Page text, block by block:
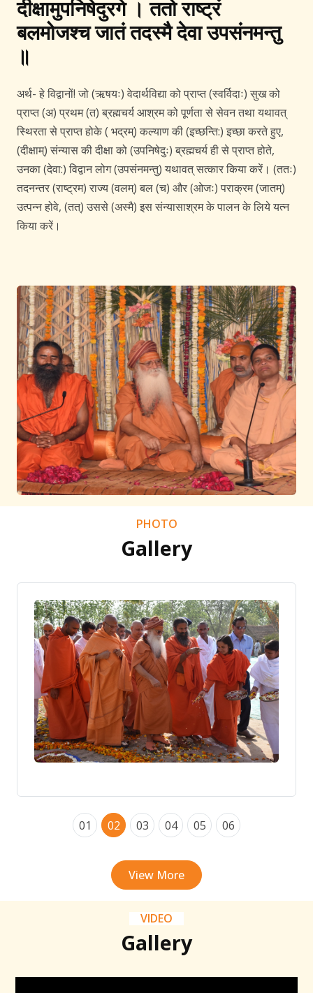
दीक्षामुपनिषेदुरगे । ततो राष्ट्रं
बलमोजश्च जातं तदस्मै देवा उपसंनमन्तु
॥
अर्थ- हे विद्वानों! जो (ऋषयः) वेदार्थविद्या को प्राप्त (स्वर्विदाः) सुख को
प्राप्त (अ) प्रथम (त) ब्रह्मचर्य आश्रम को पूर्णता से सेवन तथा यथावत्
स्थिरता से प्राप्त होके ( भद्रम्) कल्याण की (इच्छन्ति:) इच्छा करते हुए,
(दीक्षाम्) संन्यास की दीक्षा को (उपनिषेदुः) ब्रह्मचर्य ही से प्राप्त होते,
उनका (देवा:) विद्वान लोग (उपसंनमन्तु) यथावत् सत्कार किया करें। (ततः)
तदनन्तर (राष्ट्रम) राज्य (वलम्) बल (च) और (ओजः) पराक्रम (जातम्)
उत्पन्न होवे, (तत्) उससे (अस्मै) इस संन्यासाश्रम के पालन के लिये यत्न
किया करें।
PHOTO
Gallery
01 02 03 04 05 06
View More
VIDEO
Gallery